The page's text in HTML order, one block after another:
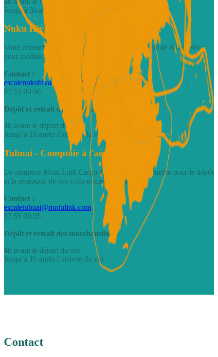
Jusqu’à 3h après l’arrivée du vol
Nuku Hiva - Comptoir à l'aéroport
Votre contact fret directement au sein de l’aéroport de Nuku Hiva
pour faciliter vos expéditions locales.
Contact :
escalenukuhiva@motulink.com
87 55 00 06
Dépôt et retrait des marchandises :
4h avant le départ du vol
Jusqu’à 1h après l’arrivée du vol
Tubuai - Comptoir à l'aéroport
Le comptoir Motu Link Cargo à Tubuai vous accueille pour le dépôt
et la réception de vos colis et marchandises.
Contact :
escaletubuai@motulink.com
87 55 00 05
Dépôt et retrait des marchandises :
4h avant le départ du vol
Jusqu’à 1h après l’arrivée du vol
Contact